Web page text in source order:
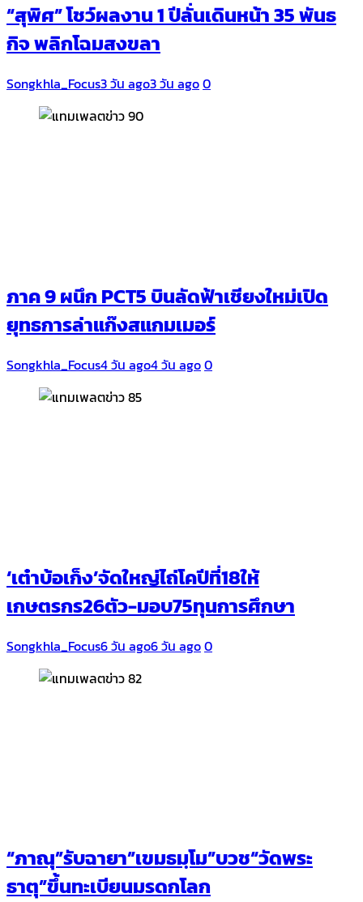
“สุพิศ” โชว์ผลงาน 1 ปีลั่นเดินหน้า 35 พันธ
กิจ พลิกโฉมสงขลา
Songkhla_Focus3 วัน ago3 วัน ago0
ภาค 9 ผนึก PCT5 บินลัดฟ้าเชียงใหม่เปิด
ยุทธการล่าแก๊งสแกมเมอร์
Songkhla_Focus4 วัน ago4 วัน ago0
‘เต๋าบ้อเก็ง’จัดใหญ่ไถ่โคปีที่18ให้
เกษตรกร26ตัว-มอบ75ทุนการศึกษา
Songkhla_Focus6 วัน ago6 วัน ago0
“ภาณุ”รับฉายา​”เขมธมฺโม”บวช“วัดพระ
ธาตุ”ขึ้นทะเบียนมรดกโลก